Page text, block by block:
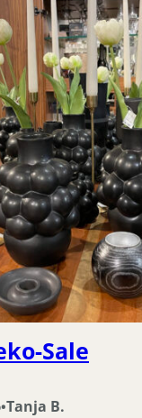
Sale
•Tanja B.